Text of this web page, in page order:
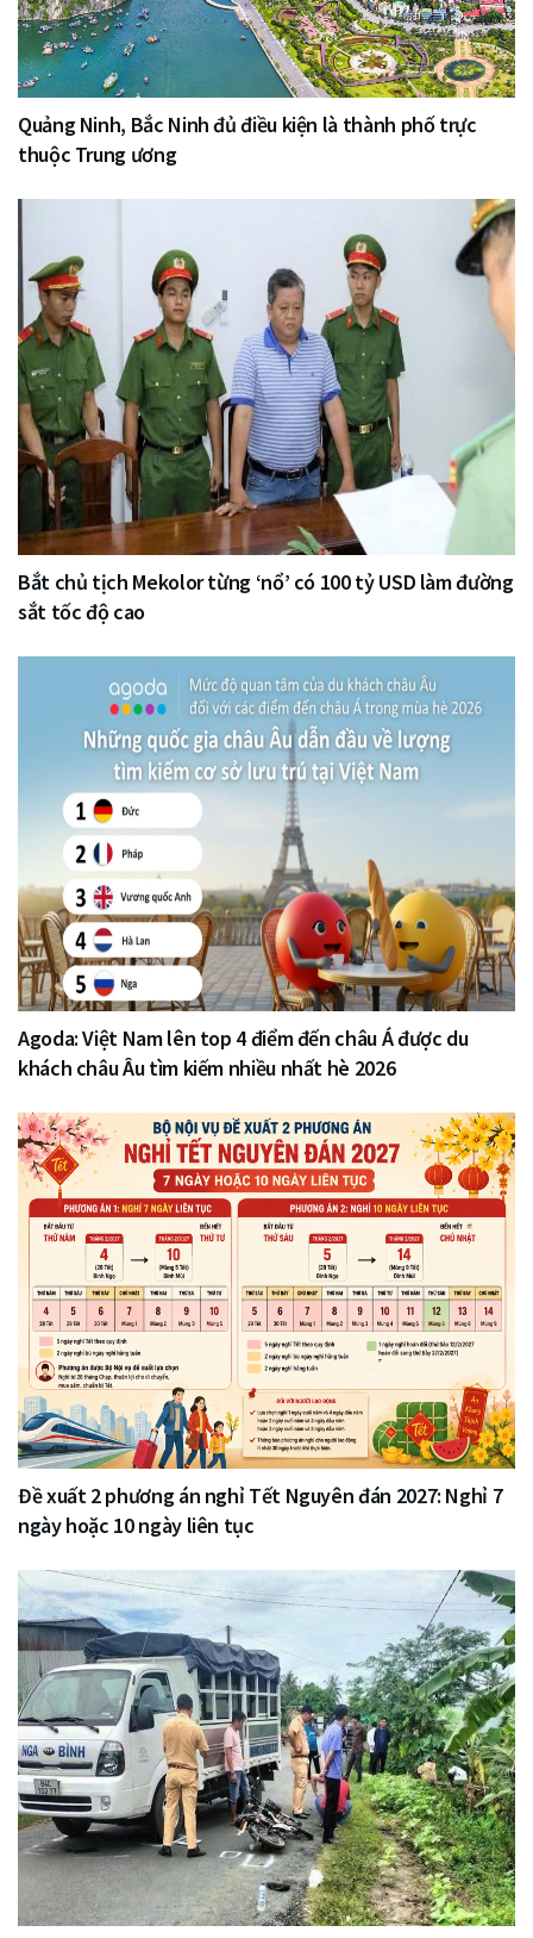
Quảng Ninh, Bắc Ninh đủ điều kiện là thành phố trực
thuộc Trung ương
Bắt chủ tịch Mekolor từng ‘nổ’ có 100 tỷ USD làm đường
sắt tốc độ cao
Agoda: Việt Nam lên top 4 điểm đến châu Á được du
khách châu Âu tìm kiếm nhiều nhất hè 2026
Đề xuất 2 phương án nghỉ Tết Nguyên đán 2027: Nghỉ 7
ngày hoặc 10 ngày liên tục